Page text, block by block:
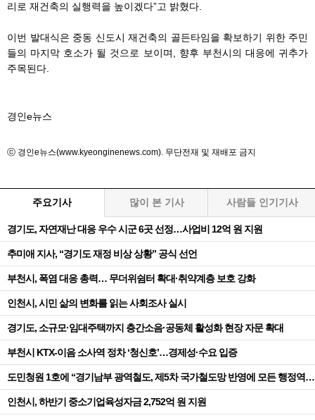
리로 재건축의 실행력을 높이겠다”고 밝혔다.
이번 발대식은 중동 신도시 재건축의 골든타임을 확보하기 위한 주민
들의 마지막 호소가 될 것으로 보이며, 향후 부천시의 대응에 귀추가
주목된다.
경인e뉴스
ⓒ 경인e뉴스(www.kyeonginenews.com). 무단전재 및 재배포 금지
주요기사 많이 본 기사 사람들 인기기사
경기도, 자연재난 대응 우수 시군 6곳 선정…사업비 12억 원 지원
추미애 지사, “경기도 재정 비상 상황” 공식 선언
부천시, 폭염 대응 총력… 무더위쉼터 확대·취약계층 보호 강화
인천시, 시민 삶의 변화를 읽는 사회조사 실시
경기도, 소규모·임대주택까지 층간소음·공동체 활성화 현장 자문 확대
부천시 KTX-이음 소사역 정차 ‘청신호’…경제성·수요 입증
도민청원 1호에 “경기남부 광역철도, 제5차 국가철도망 반영에 모든 행정역량 집중”
인천시, 하반기 중소기업육성자금 2,752억 원 지원